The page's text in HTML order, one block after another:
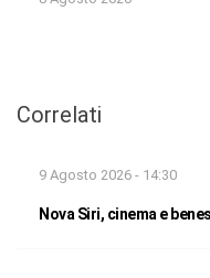
Correlati
9 Agosto 2026 - 14:30
Nova Siri, cinema e